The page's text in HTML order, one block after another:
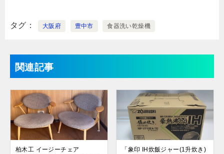
タグ 大阪府 豊中市 食器洗い乾燥機
関連記事
柏木工 イージーチェア
「象印 IH炊飯ジャー(1升炊き)